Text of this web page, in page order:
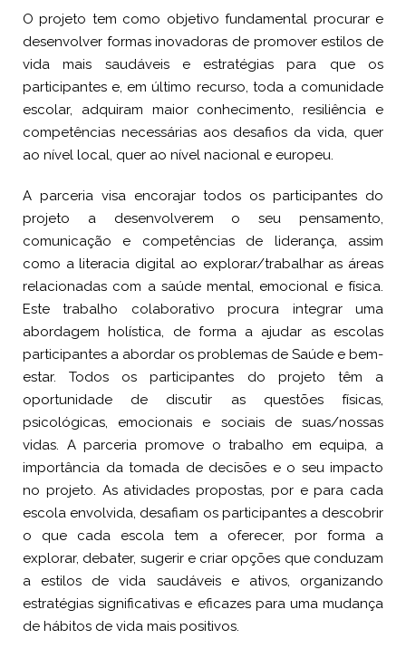
O projeto tem como objetivo fundamental procurar e
desenvolver formas inovadoras de promover estilos de
vida mais saudáveis ​​e estratégias para que os
participantes e, em último recurso, toda a comunidade
escolar, adquiram maior conhecimento, resiliência e
competências necessárias aos desafios da vida, quer
ao nível local, quer ao nível nacional e europeu.
A parceria visa encorajar todos os participantes do
projeto a desenvolverem o seu pensamento,
comunicação e competências de liderança, assim
como a literacia digital ao explorar/trabalhar as áreas
relacionadas com a saúde mental, emocional e física.
Este trabalho colaborativo procura integrar uma
abordagem holística, de forma a ajudar as escolas
participantes a abordar os problemas de Saúde e bem-
estar. Todos os participantes do projeto têm a
oportunidade de discutir as questões físicas,
psicológicas, emocionais e sociais de suas/nossas
vidas. A parceria promove o trabalho em equipa, a
importância da tomada de decisões e o seu impacto
no projeto. As atividades propostas, por e para cada
escola envolvida, desafiam os participantes a descobrir
o que cada escola tem a oferecer, por forma a
explorar, debater, sugerir e criar opções que conduzam
a estilos de vida saudáveis ​​e ativos, organizando
estratégias significativas e eficazes para uma mudança
de hábitos de vida mais positivos.